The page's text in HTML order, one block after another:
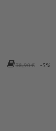
Prezzo
38,90 € -5%